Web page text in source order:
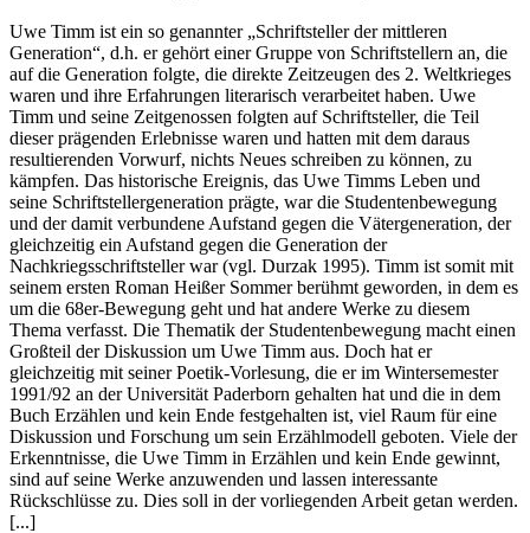
Uwe Timm ist ein so genannter „Schriftsteller der mittleren
Generation“, d.h. er gehört einer Gruppe von Schriftstellern an, die
auf die Generation folgte, die direkte Zeitzeugen des 2. Weltkrieges
waren und ihre Erfahrungen literarisch verarbeitet haben. Uwe
Timm und seine Zeitgenossen folgten auf Schriftsteller, die Teil
dieser prägenden Erlebnisse waren und hatten mit dem daraus
resultierenden Vorwurf, nichts Neues schreiben zu können, zu
kämpfen. Das historische Ereignis, das Uwe Timms Leben und
seine Schriftstellergeneration prägte, war die Studentenbewegung
und der damit verbundene Aufstand gegen die Vätergeneration, der
gleichzeitig ein Aufstand gegen die Generation der
Nachkriegsschriftsteller war (vgl. Durzak 1995). Timm ist somit mit
seinem ersten Roman Heißer Sommer berühmt geworden, in dem es
um die 68er-Bewegung geht und hat andere Werke zu diesem
Thema verfasst. Die Thematik der Studentenbewegung macht einen
Großteil der Diskussion um Uwe Timm aus. Doch hat er
gleichzeitig mit seiner Poetik-Vorlesung, die er im Wintersemester
1991/92 an der Universität Paderborn gehalten hat und die in dem
Buch Erzählen und kein Ende festgehalten ist, viel Raum für eine
Diskussion und Forschung um sein Erzählmodell geboten. Viele der
Erkenntnisse, die Uwe Timm in Erzählen und kein Ende gewinnt,
sind auf seine Werke anzuwenden und lassen interessante
Rückschlüsse zu. Dies soll in der vorliegenden Arbeit getan werden.
[...]